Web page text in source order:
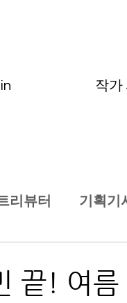
작가
리뷰터 기획기
끝! 여름